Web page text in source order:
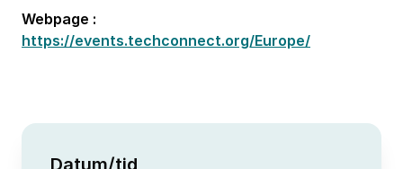
Webpage :
https://events.techconnect.org/Europe/
Datum/tid